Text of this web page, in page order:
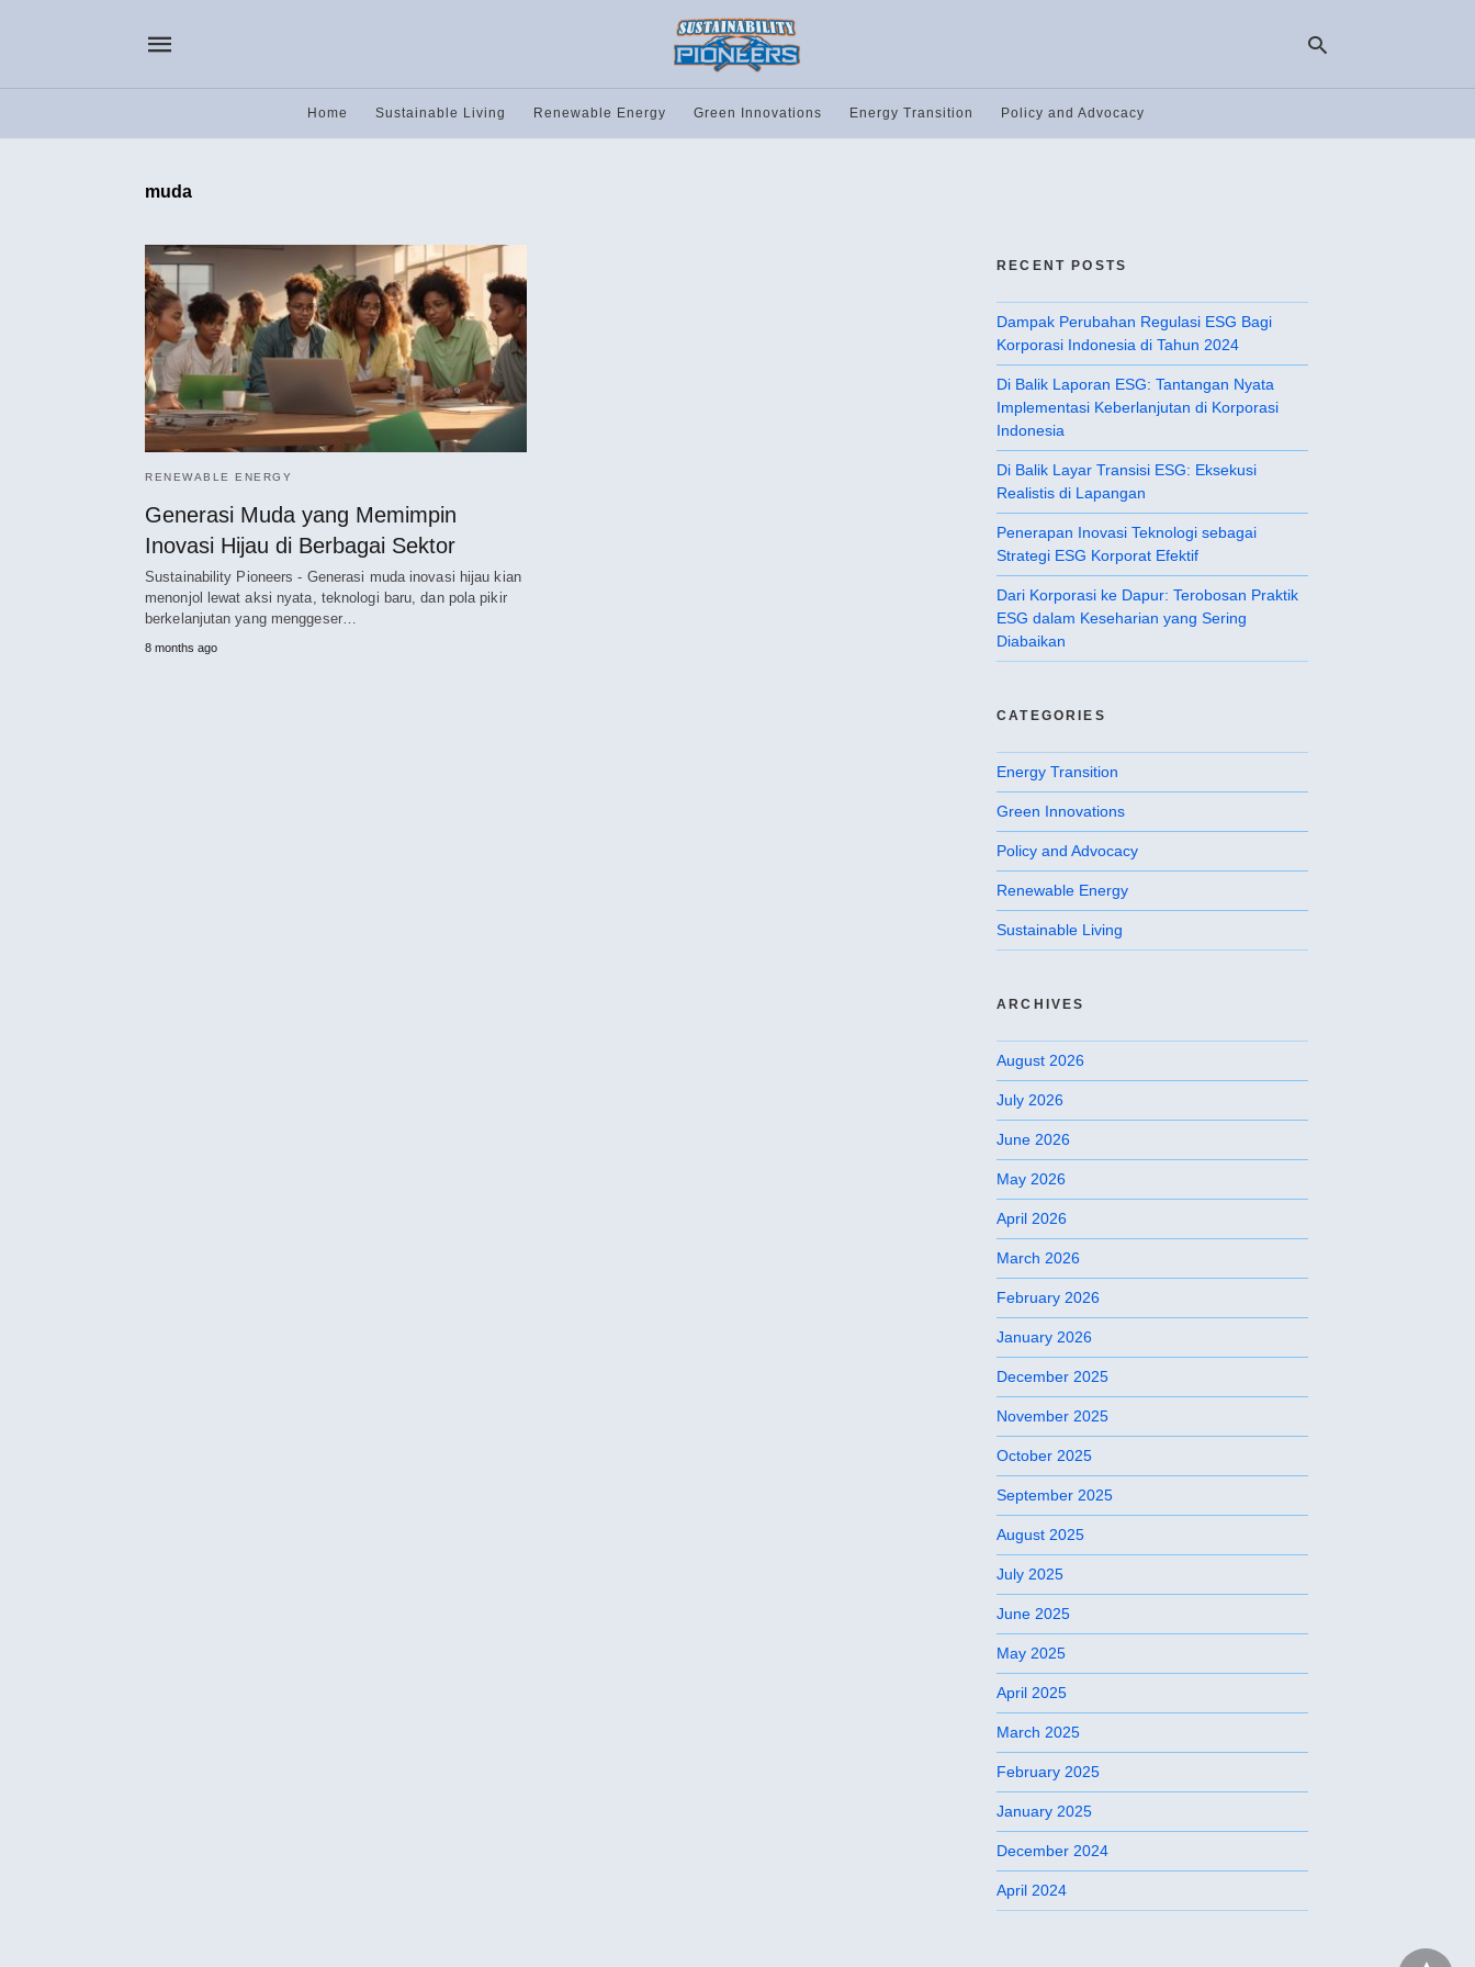
Home Sustainable Living Renewable Energy Green Innovations Energy Transition Policy and Advocacy
muda
RENEWABLE ENERGY
Generasi Muda yang Memimpin
Inovasi Hijau di Berbagai Sektor
Sustainability Pioneers - Generasi muda inovasi hijau kian
menonjol lewat aksi nyata, teknologi baru, dan pola pikir
berkelanjutan yang menggeser…
8 months ago
RECENT POSTS
Dampak Perubahan Regulasi ESG Bagi
Korporasi Indonesia di Tahun 2024
Di Balik Laporan ESG: Tantangan Nyata
Implementasi Keberlanjutan di Korporasi
Indonesia
Di Balik Layar Transisi ESG: Eksekusi
Realistis di Lapangan
Penerapan Inovasi Teknologi sebagai
Strategi ESG Korporat Efektif
Dari Korporasi ke Dapur: Terobosan Praktik
ESG dalam Keseharian yang Sering
Diabaikan
CATEGORIES
Energy Transition
Green Innovations
Policy and Advocacy
Renewable Energy
Sustainable Living
ARCHIVES
August 2026
July 2026
June 2026
May 2026
April 2026
March 2026
February 2026
January 2026
December 2025
November 2025
October 2025
September 2025
August 2025
July 2025
June 2025
May 2025
April 2025
March 2025
February 2025
January 2025
December 2024
April 2024